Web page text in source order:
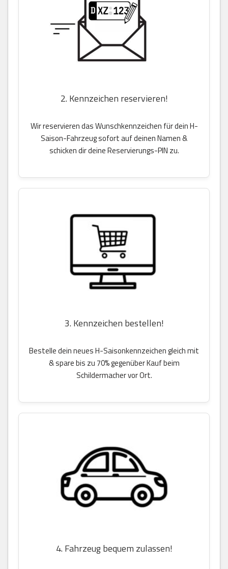
2. Kennzeichen reservieren!
Wir reservieren das Wunschkennzeichen für dein H-
Saison-Fahrzeug sofort auf deinen Namen &
schicken dir deine Reservierungs-PIN zu.
3. Kennzeichen bestellen!
Bestelle dein neues H-Saisonkennzeichen gleich mit
& spare bis zu 70% gegenüber Kauf beim
Schildermacher vor Ort.
4. Fahrzeug bequem zulassen!